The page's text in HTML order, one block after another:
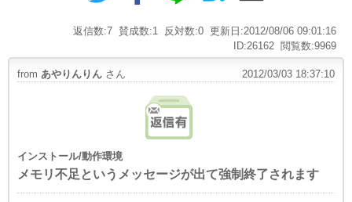
更新日:2012/08/06 09:01:16
反対数:0
賛成数:1
返信数:7
閲覧数:9969
ID:26162
from あやりんりん さん 2012/03/03 18:37:10
インストール/動作環境
メモリ不足というメッセージが出て強制終了されます